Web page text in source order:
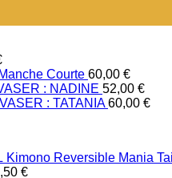
Courte 60,00 €
: NADINE 52,00 €
: TATANIA 60,00 €
Kimono Reversible Mania
€